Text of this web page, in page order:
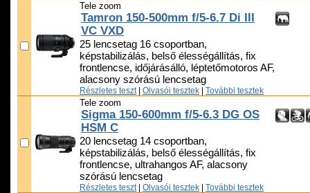
Tele zoom
Tamron 150-500mm f/5-6.7 Di III
VC VXD
25 lencsetag 16 csoportban,
képstabilizálás, belső élességállítás, fix
frontlencse, időjárásálló, léptetőmotoros AF,
alacsony szórású lencsetag
Részletes teszt Olvasói tesztek További tesztek
Tele zoom
Sigma 150-600mm f/5-6.3 DG OS
HSM C
20 lencsetag 14 csoportban,
képstabilizálás, belső élességállítás, fix
frontlencse, ultrahangos AF, alacsony
szórású lencsetag
Részletes teszt Olvasói tesztek További tesztek